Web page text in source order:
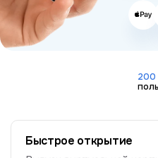
200
Быстрое открытие